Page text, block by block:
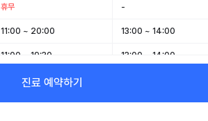
휴무 -
11:00 ~ 20:00 13:00 ~ 14:00
11:00 ~ 19:30 13:00 ~ 14:00
11:00 ~ 15:30
휴무 -
진료 예약하기